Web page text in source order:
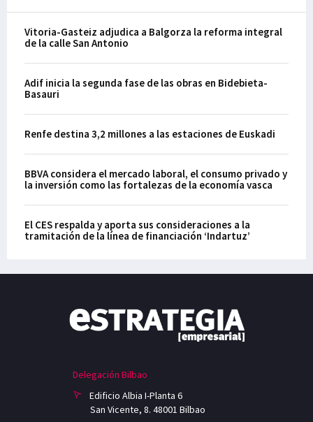
Vitoria-Gasteiz adjudica a Balgorza la reforma integral
de la calle San Antonio
Adif inicia la segunda fase de las obras en Bidebieta-
Basauri
Renfe destina 3,2 millones a las estaciones de Euskadi
BBVA considera el mercado laboral, el consumo privado y
la inversión como las fortalezas de la economía vasca
El CES respalda y aporta sus consideraciones a la
tramitación de la línea de financiación ‘Indartuz’
Delegación Bilbao
Edificio Albia I-Planta 6
San Vicente, 8. 48001 Bilbao